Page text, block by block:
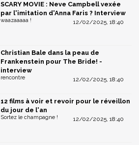
SCARY MOVIE : Neve Campbell vexée
par l'imitation d'Anna Faris ? Interview
12/02/2025, 18:40
waazaaaaa !
Christian Bale dans la peau de
Frankenstein pour The Bride! -
interview
12/02/2025, 18:40
rencontre
12 films à voir et revoir pour le réveillon
du jour de l'an
12/02/2025, 18:40
Sortez le champagne !